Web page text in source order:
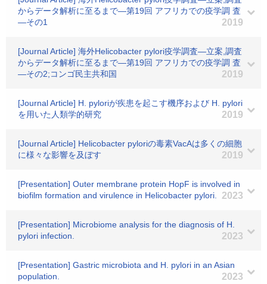
からデータ解析に至るまで―第19回 アフリカでの疫学調 査
―その1
2019
[Journal Article] 海外Helicobacter pylori疫学調査―立案,調査
からデータ解析に至るまで―第19回 アフリカでの疫学調 査
―その2;コンゴ民主共和国
2019
[Journal Article] H. pyloriが疾患を起こす機序および H. pylori
を用いた人類学的研究
2019
[Journal Article] Helicobacter pyloriの毒素VacAは多くの細胞
に様々な影響を及ぼす
2019
[Presentation] Outer membrane protein HopF is involved in
biofilm formation and virulence in Helicobacter pylori.
2023
[Presentation] Microbiome analysis for the diagnosis of H.
pylori infection.
2023
[Presentation] Gastric microbiota and H. pylori in an Asian
population.
2023